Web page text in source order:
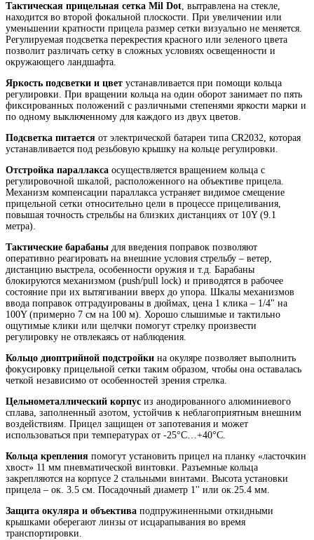
Тактическая прицельная сетка Mil Dot, вытравлена на стекле,
находится во второй фокальной плоскости. При увеличении или
уменьшении кратности прицела размер сетки визуально не меняется.
Регулируемая подсветка перекрестия красного или зеленого цвета
позволит различать сетку в сложных условиях освещенности и
окружающего ландшафта.
Яркость подсветки и цвет устанавливается при помощи кольца
регулировки. При вращении кольца на один оборот занимает по пять
фиксированных положений с различными степенями яркости марки и
по одному выключенному для каждого из двух цветов.
Подсветка питается от электрической батареи типа CR2032, которая
устанавливается под резьбовую крышку на кольце регулировки.
Отстройка параллакса осуществляется вращением кольца с
регулировочной шкалой, расположенного на объективе прицела.
Механизм компенсации параллакса устраняет видимое смещение
прицельной сетки относительно цели в процессе прицеливания,
повышая точность стрельбы на близких дистанциях от 10Y (9.1
метра).
Тактические барабаны для введения поправок позволяют
оперативно реагировать на внешние условия стрельбу – ветер,
дистанцию выстрела, особенности оружия и т.д. Барабаны
блокируются механизмом (push/pull lock) и приводятся в рабочее
состояние при их вытягивании вверх до упора. Шкалы механизмов
ввода поправок отградуированы в дюймах, цена 1 клика – 1/4" на
100Y (примерно 7 см на 100 м). Хорошо слышимые и тактильно
ощутимые клики или щелчки помогут стрелку произвести
регулировку не отвлекаясь от наблюдения.
Кольцо диоптрийной подстройки на окуляре позволяет выполнить
фокусировку прицельной сетки таким образом, чтобы она оставалась
четкой независимо от особенностей зрения стрелка.
Цельнометаллический корпус из анодированного алюминиевого
сплава, заполненный азотом, устойчив к неблагоприятным внешним
воздействиям. Прицел защищен от запотевания и может
использоваться при температурах от -25°С…+40°С.
Кольца крепления помогут установить прицел на планку «ласточкин
хвост» 11 мм пневматической винтовки. Разъемные кольца
закрепляются на корпусе 2 стальными винтами. Высота установки
прицела – ок. 3.5 см. Посадочный диаметр 1'' или ок.25.4 мм.
Защита окуляра и объектива подпружиненными откидными
крышками оберегают линзы от исцарапывания во время
транспортировки.